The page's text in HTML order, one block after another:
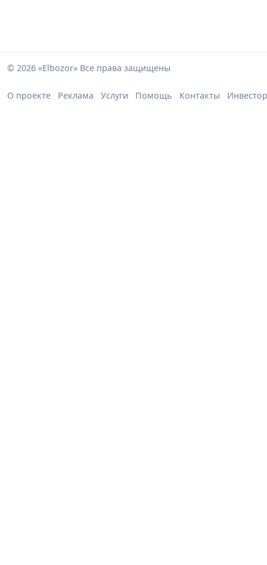
© 2026 «Elbozor» Все права защищены
О проекте Реклама Услуги Помощь Контакты